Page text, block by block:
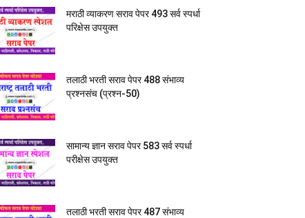
मराठी व्याकरण सराव पेपर 493 सर्व स्पर्धा
परिक्षेस उपयुक्त
तलाठी भरती सराव पेपर 488 संभाव्य
प्रश्नसंच (प्रश्न-50)
सामान्य ज्ञान सराव पेपर 583 सर्व स्पर्धा
परीक्षेस उपयुक्त
तलाठी भरती सराव पेपर 487 संभाव्य